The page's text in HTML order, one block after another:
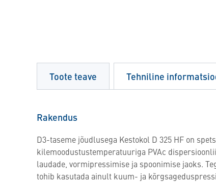
Toote teave
Rakendus
D3-taseme jõudlusega Kestokol D 325 HF on
kilemoodustustemperatuuriga PVAc
laudade, vormipressimise ja spoonimise jaoks.
tohib kasutada ainult kuum- ja
Tehniline